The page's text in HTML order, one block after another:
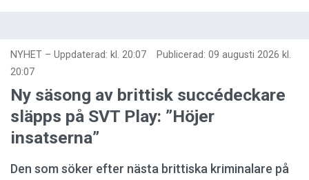
NYHET – Uppdaterad: kl. 20:07 Publicerad: 09 augusti 2026 kl.
20:07
Ny säsong av brittisk succédeckare
släpps på SVT Play: ”Höjer
insatserna”
Den som söker efter nästa brittiska kriminalare på